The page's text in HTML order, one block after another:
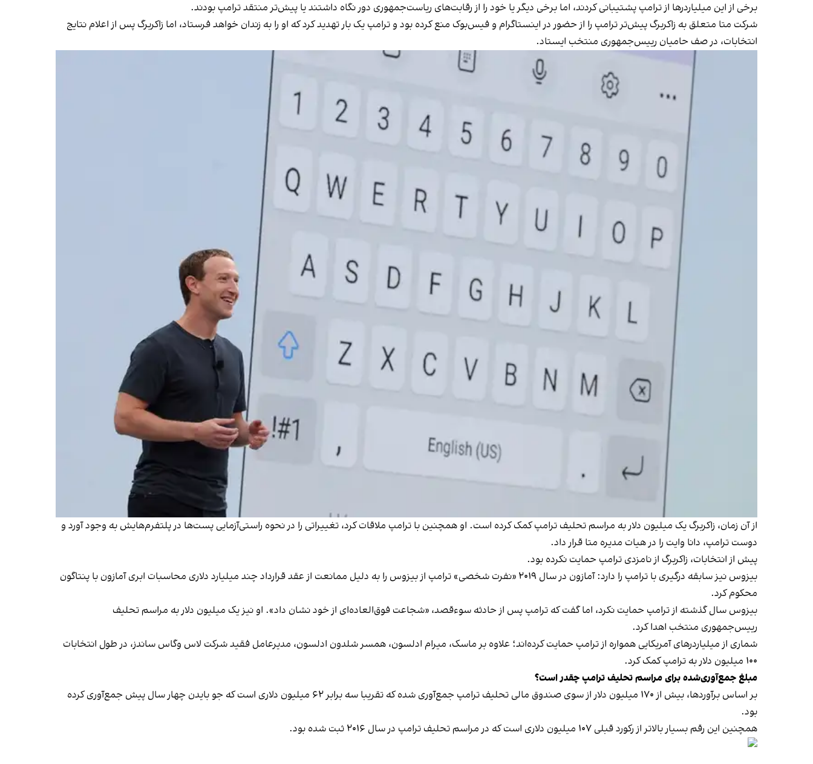
برخی از این میلیاردرها از ترامپ پشتیبانی کردند، اما برخی دیگر یا خود را از رقابت‌های ریاست‌جمهوری دور نگاه داشتند یا پیش‌تر منتقد ترامپ بودند.
شرکت متا متعلق به زاکربرگ پیش‌تر ترامپ را از حضور در اینستاگرام و فیس‌بوک منع کرده بود و ترامپ یک بار تهدید کرد که او را به زندان خواهد فرستاد، اما زاکربرگ پس از اعلام نتایج
انتخابات، در صف حامیان رییس‌جمهوری منتخب ایستاد.
از آن زمان، زاکربرگ یک میلیون دلار به مراسم تحلیف ترامپ کمک کرده است. او همچنین با ترامپ ملاقات کرد، تغییراتی را در نحوه راستی‌آزمایی پست‌ها در پلتفرم‌هایش به وجود آورد و
دوست ترامپ، دانا وایت را در هیات مدیره متا قرار داد.
پیش از انتخابات، زاکربرگ از نامزدی ترامپ حمایت نکرده بود.
بیزوس نیز سابقه درگیری با ترامپ را دارد: آمازون در سال ۲۰۱۹ «نفرت شخصی» ترامپ از بیزوس را به دلیل ممانعت از عقد قرارداد چند میلیارد دلاری محاسبات ابری آمازون با پنتاگون
محکوم کرد.
بیزوس سال گذشته از ترامپ حمایت نکرد، اما گفت که ترامپ پس از حادثه سوء‌قصد، «شجاعت فوق‌العاده‌ای از خود نشان داد». او نیز یک میلیون دلار به مراسم تحلیف
رییس‌جمهوری منتخب اهدا کرد.
شماری از میلیاردرهای آمریکایی همواره از ترامپ حمایت کرده‌اند؛ علاوه بر ماسک، میرام ادلسون، همسر شلدون ادلسون، مدیرعامل فقید شرکت لاس وگاس ساندز، در طول انتخابات
۱۰۰ میلیون دلار به ترامپ کمک کرد.
مبلغ جمع‌آوری‌شده برای مراسم تحلیف ترامپ چقدر است؟
بر اساس برآوردها، بیش از ۱۷۰ میلیون دلار از سوی صندوق مالی تحلیف ترامپ جمع‌آوری شده که تقریبا سه برابر ۶۲ میلیون دلاری است که جو بایدن چهار سال پیش جمع‌آوری کرده
بود.
همچنین این رقم بسیار بالاتر از رکورد قبلی ۱۰۷ میلیون دلاری است که در مراسم تحلیف ترامپ در سال ۲۰۱۶ ثبت شده بود.